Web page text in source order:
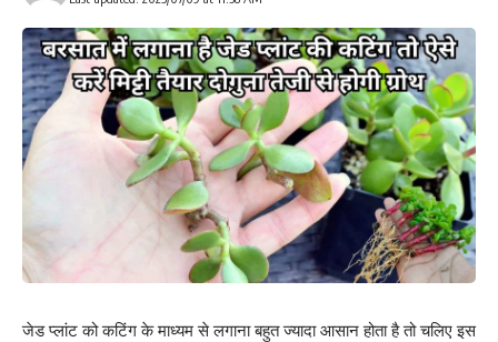
जेड प्लांट को कटिंग के माध्यम से लगाना बहुत ज्यादा आसान होता है तो चलिए इस